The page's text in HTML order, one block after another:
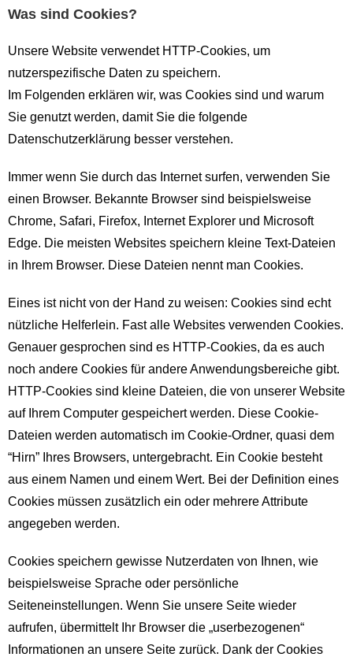
Was sind Cookies?
Unsere Website verwendet HTTP-Cookies, um
nutzerspezifische Daten zu speichern.
Im Folgenden erklären wir, was Cookies sind und warum
Sie genutzt werden, damit Sie die folgende
Datenschutzerklärung besser verstehen.
Immer wenn Sie durch das Internet surfen, verwenden Sie
einen Browser. Bekannte Browser sind beispielsweise
Chrome, Safari, Firefox, Internet Explorer und Microsoft
Edge. Die meisten Websites speichern kleine Text-Dateien
in Ihrem Browser. Diese Dateien nennt man Cookies.
Eines ist nicht von der Hand zu weisen: Cookies sind echt
nützliche Helferlein. Fast alle Websites verwenden Cookies.
Genauer gesprochen sind es HTTP-Cookies, da es auch
noch andere Cookies für andere Anwendungsbereiche gibt.
HTTP-Cookies sind kleine Dateien, die von unserer Website
auf Ihrem Computer gespeichert werden. Diese Cookie-
Dateien werden automatisch im Cookie-Ordner, quasi dem
“Hirn” Ihres Browsers, untergebracht. Ein Cookie besteht
aus einem Namen und einem Wert. Bei der Definition eines
Cookies müssen zusätzlich ein oder mehrere Attribute
angegeben werden.
Cookies speichern gewisse Nutzerdaten von Ihnen, wie
beispielsweise Sprache oder persönliche
Seiteneinstellungen. Wenn Sie unsere Seite wieder
aufrufen, übermittelt Ihr Browser die „userbezogenen“
Informationen an unsere Seite zurück. Dank der Cookies